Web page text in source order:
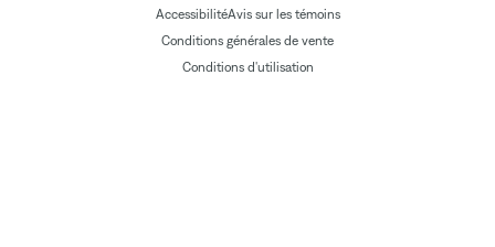
AccessibilitéAvis sur les témoins
Conditions générales de vente
Conditions d'utilisation